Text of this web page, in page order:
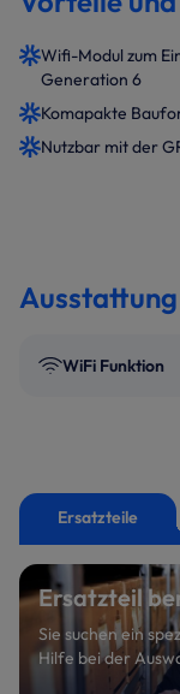
Wifi-Modul zum
Generation 6
Komapakte
Nutzbar mit der
Ausstattung
WiFi Funktion
Ersatzteile
Ersatzteil
Sie suchen ein
Hilfe bei der